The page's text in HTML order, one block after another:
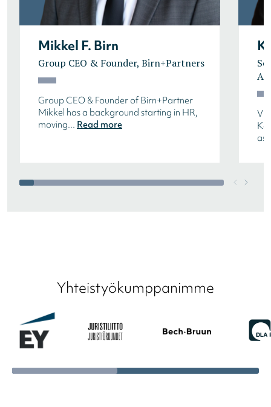
Mikkel F. Birn
Group CEO & Founder, Birn+Partners
Group CEO & Founder of Birn+Partner
Mikkel has a background starting in HR,
moving... Read more
Yhteistyökumppanimme